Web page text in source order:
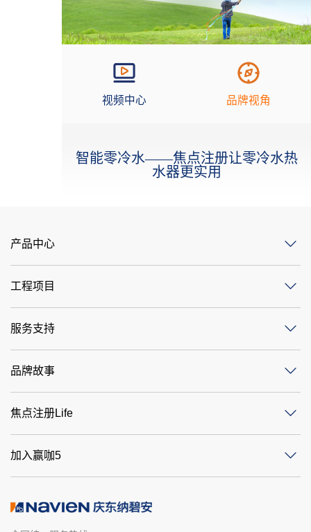
视频中心 品牌视角
智能零冷水——焦点注册让零冷水热
水器更实用
产品中心
工程项目
服务支持
品牌故事
焦点注册Life
加入赢咖5